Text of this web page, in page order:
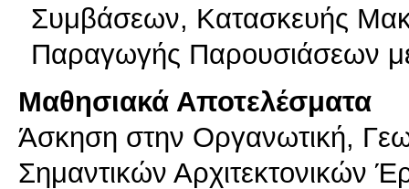
Συμβάσεων, Κατασκευής
Παραγωγής Παρουσιάσεων
Μαθησιακά Αποτελέσματα
Άσκηση στην Οργανωτική,
Σημαντικών Αρχιτεκτονικών